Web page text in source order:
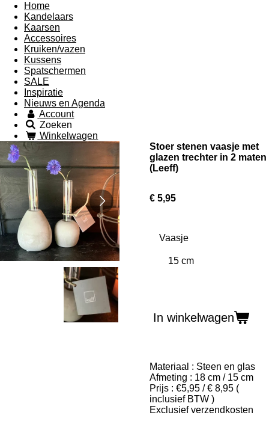
Home
Kandelaars
Kaarsen
Accessoires
Kruiken/vazen
Kussens
Spatschermen
SALE
Inspiratie
Nieuws en Agenda
Account
Zoeken
Winkelwagen
Stoer stenen vaasje met
glazen trechter in 2 maten
(Leeff)
€ 5,95
Vaasje
In winkelwagen
Materiaal : Steen en glas
Afmeting : 18 cm / 15 cm
Prijs : €5,95 / € 8,95 (
inclusief BTW )
Exclusief verzendkosten